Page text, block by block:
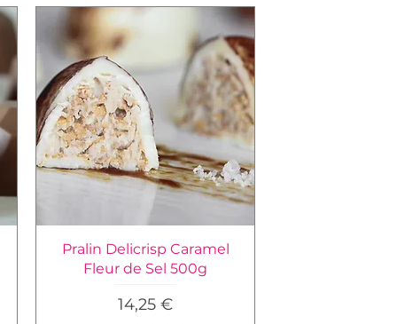
Pralin Delicrisp Caramel
Fleur de Sel 500g
Cena
14,25 €